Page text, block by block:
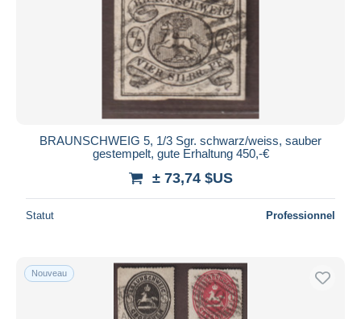
BRAUNSCHWEIG 5, 1/3 Sgr. schwarz/weiss, sauber
gestempelt, gute Erhaltung 450,-€
± 73,74 $US
Statut Professionnel
Nouveau